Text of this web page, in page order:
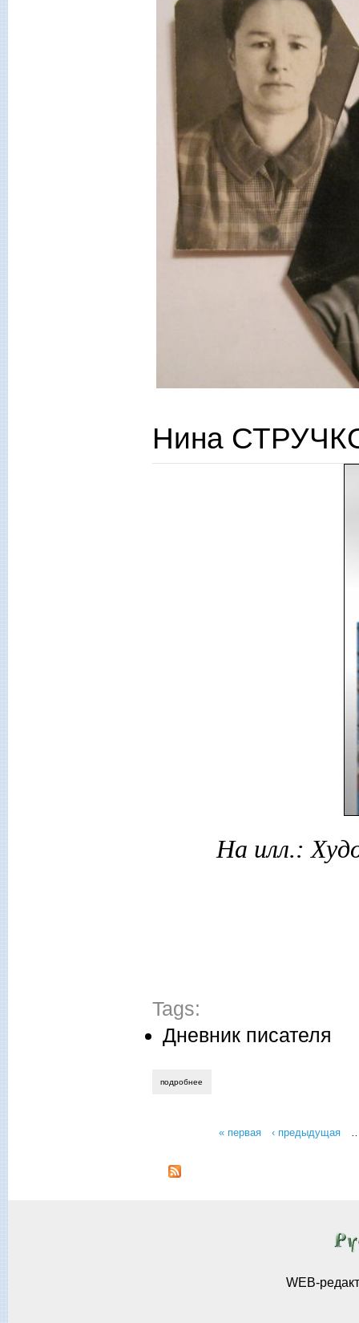
Нина
На илл.:
Tags:
Дневник писателя
подробнее
« первая ‹ предыдущая
WEB-